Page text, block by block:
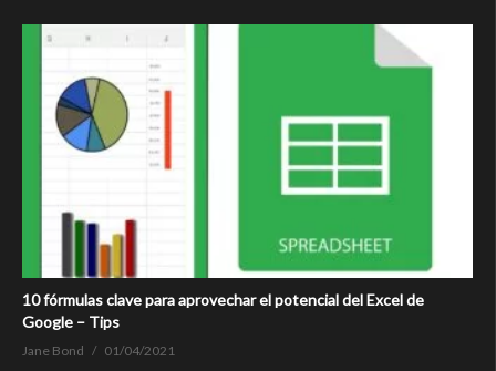
10 fórmulas clave para aprovechar el potencial del Excel de
Google – Tips
Jane Bond 01/04/2021